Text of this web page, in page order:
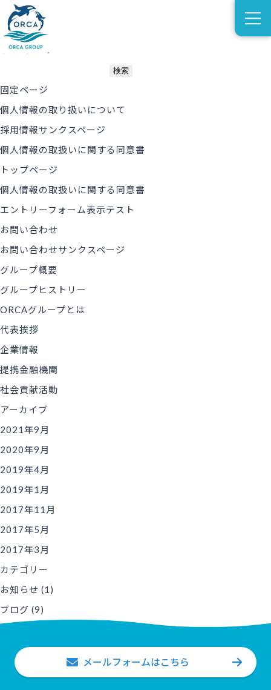
ブログ
blog
ホーム test
固定ページ
個人情報の取り扱いについて
採用情報サンクスページ
個人情報の取扱いに関する同意書
トップページ
個人情報の取扱いに関する同意書
エントリーフォーム表示テスト
お問い合わせ
お問い合わせサンクスページ
グループ概要
グループヒストリー
ORCAグループとは
代表挨拶
企業情報
提携金融機関
社会貢献活動
アーカイブ
2021年9月
2020年9月
2019年4月
2019年1月
2017年11月
2017年5月
2017年3月
カテゴリー
お知らせ (1)
ブログ (9)
メールフォームはこちら